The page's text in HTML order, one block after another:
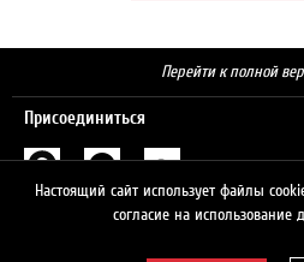
Перейти к полной
Присоединиться
Настоящий сайт использует файлы
согласие на использование